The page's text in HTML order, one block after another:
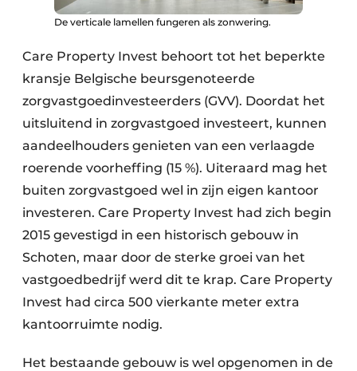
Zonwering
De verticale lamellen fungeren als zonwering.
Care Property Invest behoort tot het beperkte
kransje Belgische beursgenoteerde
zorgvastgoedinvesteerders (GVV). Doordat het
uitsluitend in zorgvastgoed investeert, kunnen
aandeelhouders genieten van een verlaagde
roerende voorheffing (15 %). Uiteraard mag het
buiten zorgvastgoed wel in zijn eigen kantoor
investeren. Care Property Invest had zich begin
2015 gevestigd in een historisch gebouw in
Schoten, maar door de sterke groei van het
vastgoedbedrijf werd dit te krap. Care Property
Invest had circa 500 vierkante meter extra
kantoorruimte nodig.
Het bestaande gebouw is wel opgenomen in de